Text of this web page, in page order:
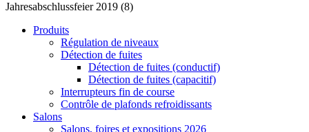
Jahresabschlussfeier 2019 (8)
Produits
Régulation de niveaux
Détection de fuites
Détection de fuites (conductif)
Détection de fuites (capacitif)
Interrupteurs fin de course
Contrôle de plafonds refroidissants
Salons
Salons, foires et expositions 2026